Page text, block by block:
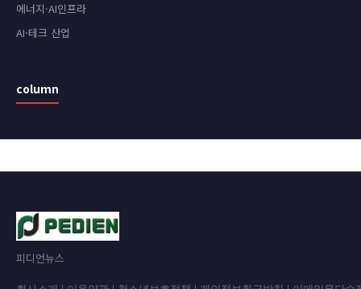
에너지·AI인프라
AI·테크 산업
column
피디언뉴스